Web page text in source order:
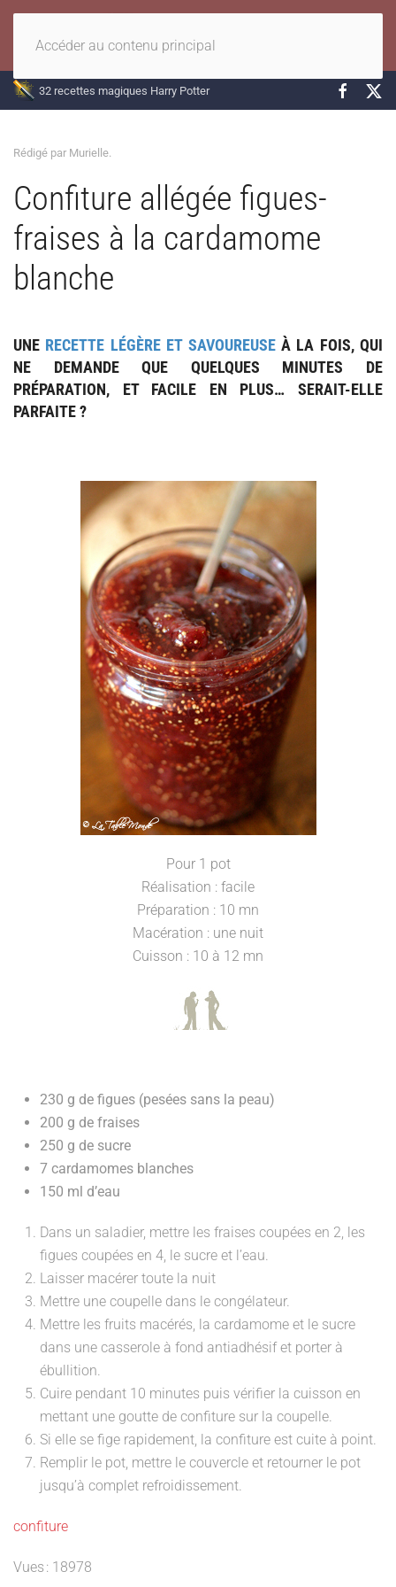
Accéder au contenu principal
32 recettes magiques Harry Potter
Rédigé par Murielle.
Confiture allégée figues-
fraises à la cardamome
blanche
UNE RECETTE LÉGÈREET SAVOUREUSEÀ LA FOIS, QUI
NE DEMANDE QUE QUELQUES MINUTES DE
PRÉPARATION, ET FACILE EN PLUS… SERAIT-ELLE
PARFAITE ?
Pour 1 pot
Réalisation : facile
Préparation : 10 mn
Macération : une nuit
Cuisson : 10 à 12 mn
230 g de figues (pesées sans la peau)
200 g de fraises
250 g de sucre
7 cardamomes blanches
150 ml d’eau
Dans un saladier, mettre les fraises coupées en 2, les
figues coupées en 4, le sucre et l’eau.
Laisser macérer toute la nuit
Mettre une coupelle dans le congélateur.
Mettre les fruits macérés, la cardamome et le sucre
dans une casserole à fond antiadhésif et porter à
ébullition.
Cuire pendant 10 minutes puis vérifier la cuisson en
mettant une goutte de confiture sur la coupelle.
Si elle se fige rapidement, la confiture est cuite à point.
Remplir le pot, mettre le couvercle et retourner le pot
jusqu’à complet refroidissement.
confiture
Vues : 18978